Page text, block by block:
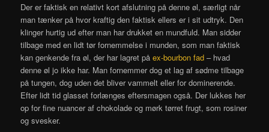
Der er faktisk en relativt kort afslutning på denne øl, særligt når
man tænker på hvor kraftig den faktisk ellers er i sit udtryk. Den
klinger hurtig ud efter man har drukket en mundfuld. Man sidder
tilbage med en lidt tør fornemmelse i munden, som man faktisk
kan genkende fra øl, der har lagret påex-bourbon fad – hvad
denne øl jo ikke har. Man fornemmer dog et lag af sødme tilbage
på tungen, dog uden det bliver vammelt eller for dominerende.
Efter lidt tid glasset forlænges eftersmagen også. Der lukkes her
op for fine nuancer af chokolade og mørk tørret frugt, som rosiner
og svesker.